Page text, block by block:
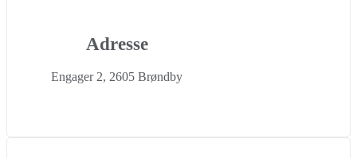
Adresse
Engager 2, 2605 Brøndby